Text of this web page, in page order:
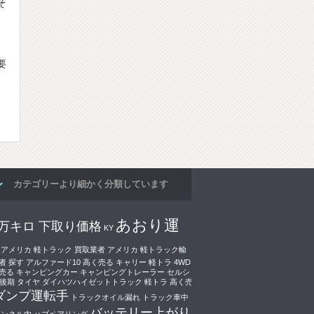
カテゴリーより細かく分類しています
キロ 下取り価格 KY あおり運
アメリカ 軽トラック 買取業者 アメリカ 軽トラック輸
探す アルファード10 高く売る キャリー 軽トラ 4WD
る キャンピングカー キャンピングトレーラー セルシ
期 タイヤ ダイハツハイゼットトラック 軽トラ 高く売
ンプ運転手 トラックオイル漏れ トラック車中